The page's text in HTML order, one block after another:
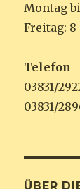
Montag
Freitag:
Telefon
03831/
03831/
ÜBER